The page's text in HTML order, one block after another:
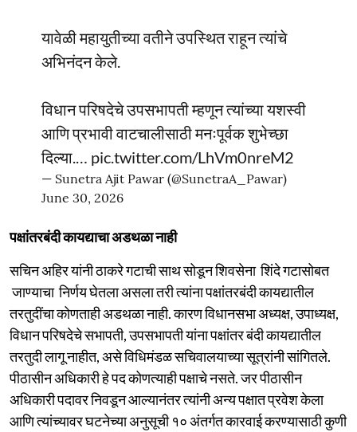
यावेळी महायुतीच्या वतीने उपस्थित राहून त्यांचे
अभिनंदन केले.
विधान परिषदेचे उपसभापती म्हणून त्यांच्या यशस्वी
आणि प्रभावी वाटचालीसाठी मनःपूर्वक शुभेच्छा
दिल्या.… pic.twitter.com/LhVm0nreM2
— Sunetra Ajit Pawar (@SunetraA_Pawar)
June 30, 2026
पक्षांतरबंदी कायद्याचा अडथळा नाही
सचिन अहिर यांनी ठाकरे गटाची साथ सोडून शिवसेना शिंदे गटासोबत
जाण्याचा निर्णय घेतला असला तरी त्यांना पक्षांतरबंदी कायद्यातील
तरतुदींचा कोणताही अडथळा नाही. कारण विधानसभा अध्यक्ष, उपाध्यक्ष,
विधान परिषदेचे सभापती, उपसभापती यांना पक्षांतर बंदी कायद्यातील
तरतुदी लागू नाहीत, असे विधिमंडळ सचिवालयाच्या सूत्रांनी सांगितले.
पीठासीन अधिकारी हे पद कोणत्याही पक्षाचे नसते. जर पीठासीन
अधिकारी पदावर निवडून आल्यानंतर त्यांनी अन्य पक्षात प्रवेश केला
आणि त्यांच्यावर घटनेच्या अनुसूची १० अंतर्गत कारवाई करण्यासाठी कुणी